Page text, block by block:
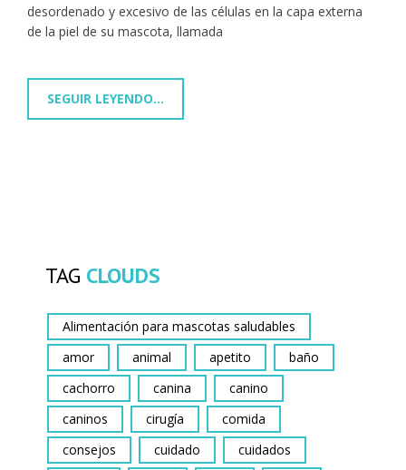
desordenado y excesivo de las células en la capa externa
de la piel de su mascota, llamada
SEGUIR LEYENDO...
TAG CLOUDS
Alimentación para mascotas saludables
amor
animal apetito
baño
cachorro
canina
canino
caninos
cirugía
comida
consejos
cuidado
cuidados